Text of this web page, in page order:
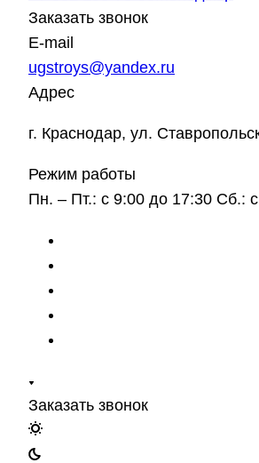
Заказать звонок
E-mail
ugstroys@yandex.ru
Адрес
г. Краснодар, ул.
Режим работы
Пн. – Пт.: с 9:00 до 17:30 Сб.:
Заказать звонок